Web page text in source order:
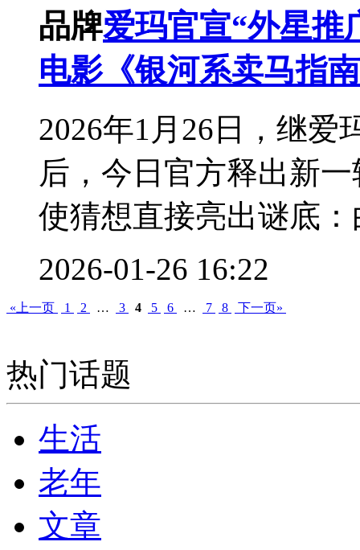
品牌爱玛官宣“外星推
电影《银河系卖马指
2026年1月26日，继爱
后，今日官方释出新
使猜想直接亮出谜底：
2026-01-26 16:22
«上一页 1 2 … 3 4 5 6 … 7 8 下一页»
热门话题
生活
老年
文章